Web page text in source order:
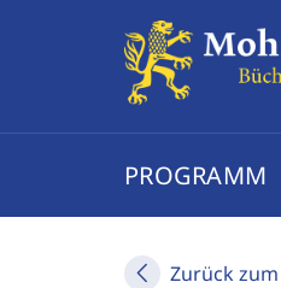
PROGRAMM
Zurück